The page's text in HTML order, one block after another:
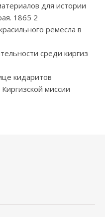
для истории
1865 2
ремесла в
среди киргиз
кидаритов
миссии